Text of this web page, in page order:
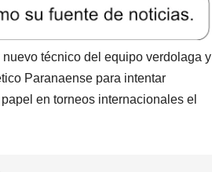
técnico del equipo verdolaga y
Paranaense para intentar
en torneos internacionales el